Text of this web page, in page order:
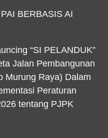
BERBASIS AI
“SI PELANDUK”
Jalan Pembangunan
Murung Raya) Dalam
Peraturan
tentang PJPK